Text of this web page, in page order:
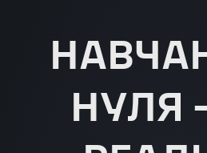
НУЛЯ